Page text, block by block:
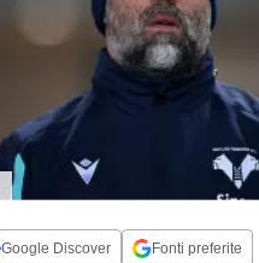
Google Discover Fonti preferite